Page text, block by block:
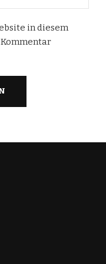
in diesem